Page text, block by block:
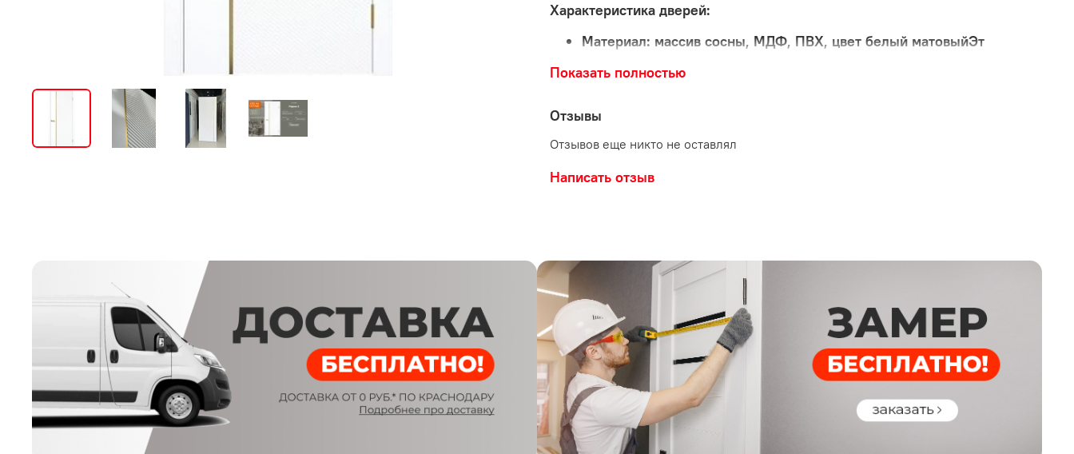
Характеристика дверей:
Материал: массив сосны, МДФ, ПВХ, цвет белый матовыйЭт
Высота полотна:
Погонаж телекопический
Показать полностью
Отзывы
Отзывов еще никто не оставлял
Написать отзыв